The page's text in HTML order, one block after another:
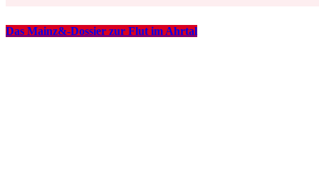
Das Mainz&-Dossier zur Flut im Ahrtal